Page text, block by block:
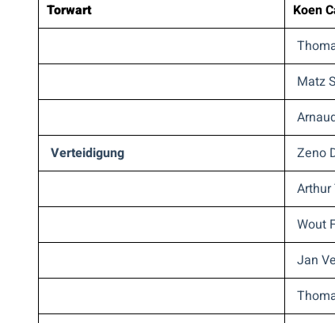
Torwart
Koen
Matz
Verteidigung
Zeno
Wout
Jan